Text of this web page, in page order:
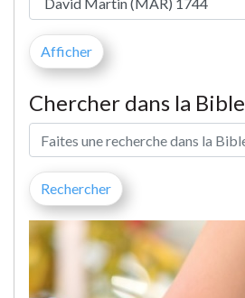
Chercher dans la Bible